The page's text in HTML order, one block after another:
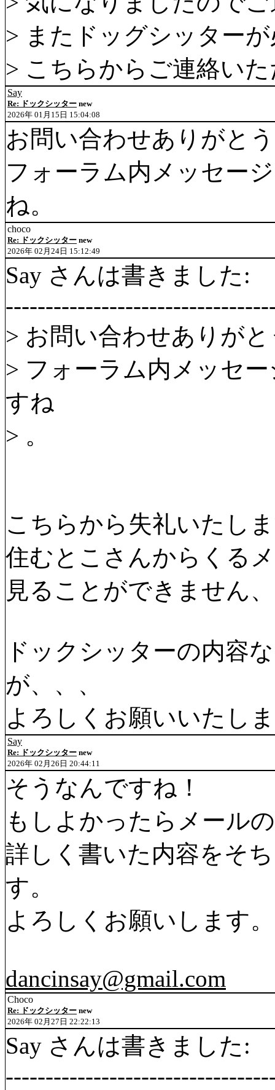
> またドッグシッター
> こちらからご連絡い
Say
Re: ドックシッター new
2026年 01月15日 15:04:08
お問い合わせありがと
フォーラム内メッセー
ね。
choco
Re: ドックシッター new
2026年 02月24日 15:12:49
Say さんは書きました:
> お問い合わせありが
> フォーラム内メッセ
すね
> 。
こちらから失礼いたし
住むとこさんからくる
見ることができません
ドックシッターの内容
が、、、
よろしくお願いいたし
Say
Re: ドックシッター new
2026年 02月26日 20:44:11
そうなんですね！
もしよかったらメール
詳しく書いた内容をそ
す。
よろしくお願いします。
dancinsay@gmail.com
Choco
Re: ドックシッター new
2026年 02月27日 22:22:13
Say さんは書きました: